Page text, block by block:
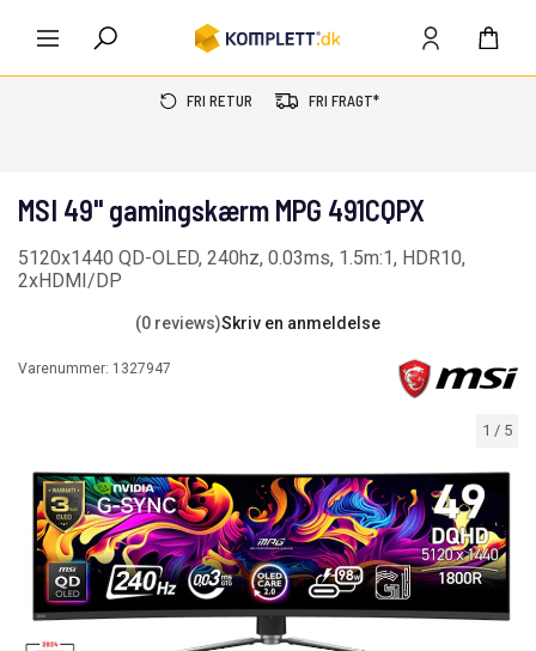
FRI RETUR FRI FRAGT*
1 / 5
MSI 49" gamingskærm MPG 491CQPX
5120x1440 QD-OLED, 240hz, 0.03ms, 1.5m:1, HDR10,
2xHDMI/DP
(0 reviews)Skriv en anmeldelse
Varenummer: 1327947